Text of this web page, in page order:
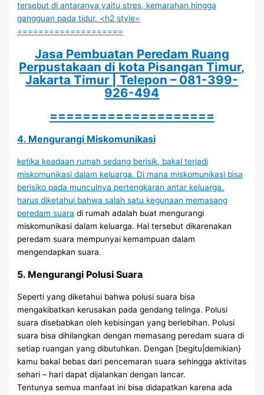
====================
Jasa Pembuatan Peredam Ruang
Perpustakaan di kota Pisangan Timur,
Jakarta Timur | Telepon – 081-399-
926-494
====================
4. Mengurangi Miskomunikasi
ketika keadaan rumah sedang berisik, bakal terjadi
miskomunikasi dalam keluarga. Di mana miskomunikasi bisa
berisiko pada munculnya pertengkaran antar keluarga.
harus diketahui bahwa salah satu kegunaan memasang
peredam suara di rumah adalah buat mengurangi
miskomunikasi dalam keluarga. Hal tersebut dikarenakan
peredam suara mempunyai kemampuan dalam
mengendapkan suara.
5. Mengurangi Polusi Suara
Seperti yang diketahui bahwa polusi suara bisa
mengakibatkan kerusakan pada gendang telinga. Polusi
suara disebabkan oleh kebisingan yang berlebihan. Polusi
suara bisa dihilangkan dengan memasang peredam suara di
setiap ruangan yang dibutuhkan. Dengan [begitu|demikian}
kamu bakal bebas dari pencemaran suara sehingga aktivitas
sehari – hari dapat dijalankan dengan lancar.
Tentunya semua manfaat ini bisa didapatkan karena ada